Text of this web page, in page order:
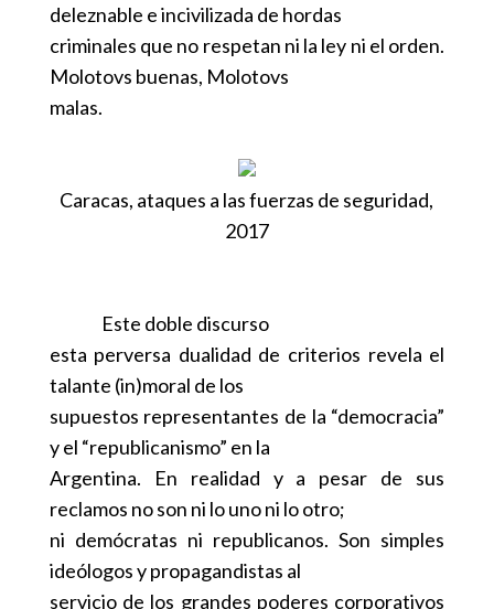
deleznable e incivilizada de hordas
criminales que no respetan ni la ley ni el orden.
Molotovs buenas, Molotovs
malas.
Caracas, ataques a las fuerzas de seguridad,
2017
Este doble discurso
esta perversa dualidad de criterios revela el
talante (in)moral de los
supuestos representantes de la “democracia”
y el “republicanismo” en la
Argentina. En realidad y a pesar de sus
reclamos no son ni lo uno ni lo otro;
ni demócratas ni republicanos. Son simples
ideólogos y propagandistas al
servicio de los grandes poderes corporativos